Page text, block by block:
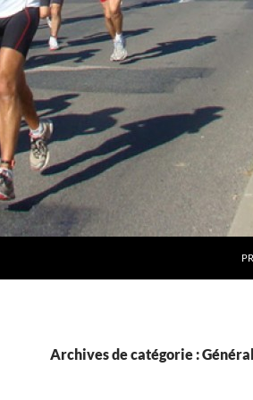
Archives de catégorie : Général